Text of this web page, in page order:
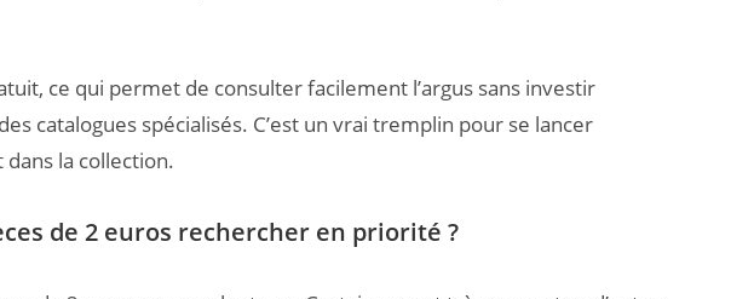
ce qui permet de consulter facilement l’argus sans investir
catalogues spécialisés. C’est un vrai tremplin pour se lancer
la collection.
de 2 euros rechercher en priorité ?